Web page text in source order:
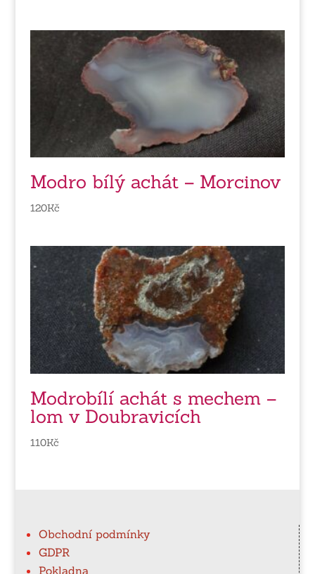
Modro bílý achát – Morcinov
120Kč
Modrobílí achát s mechem –
lom v Doubravicích
110Kč
Obchodní podmínky
GDPR
Pokladna